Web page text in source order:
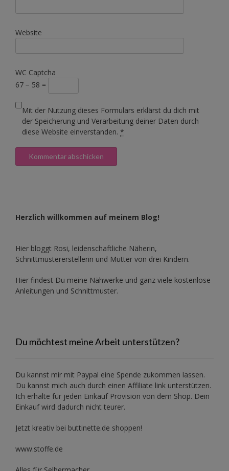
Website
WC Captcha
67 − 58 =
Mit der Nutzung dieses Formulars erklärst du dich mit
der Speicherung und Verarbeitung deiner Daten durch
diese Website einverstanden. *
Herzlich willkommen auf meinem Blog!
Hier bloggt Rosi, leidenschaftliche Näherin,
Schnittmustererstellerin und Mutter von drei Kindern.
Hier findest Du meine Nähwerke und ganz viele kostenlose
Anleitungen und Schnittmuster.
Du möchtest meine Arbeit unterstützen?
Du kannst mir mit Paypal eine Spende zukommen lassen.
Du kannst mich auch durch einen Affiliate link unterstützen.
Ich erhalte für jeden Einkauf Provision von dem Shop. Dein
Einkauf wird dadurch nicht teurer.
Jetzt kreativ bei buttinette.de shoppen!
www.stoffe.de